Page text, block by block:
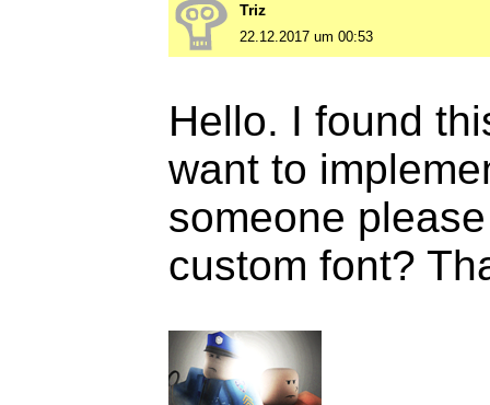
Triz
22.12.2017 um 00:53
Hello. I found
want to
someone
custom font?